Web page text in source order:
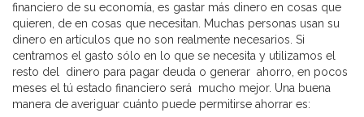
financiero de su economía, es gastar más dinero en cosas que
quieren, de en cosas que necesitan. Muchas personas usan su
dinero en artículos que no son realmente necesarios. Si
centramos el gasto sólo en lo que se necesita y utilizamos el
resto del dinero para pagar deuda o generar ahorro, en pocos
meses el tú estado financiero será mucho mejor. Una buena
manera de averiguar cuánto puede permitirse ahorrar es: